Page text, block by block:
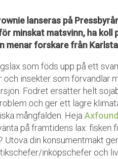
lanseras på
minskat matsvinn, ha koll
menar forskare från
som föds upp på ett
insekter som förvandlar
Fodret ersätter helt
och ger ett lägre
mångfalden. Heja
på framtidens lax: fisken
Utöva din konsumentmakt
inköpschefer och